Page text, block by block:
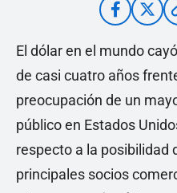
El dólar en el mundo
de casi cuatro años
preocupación de un
público en Estados
respecto a la posibilidad
principales socios